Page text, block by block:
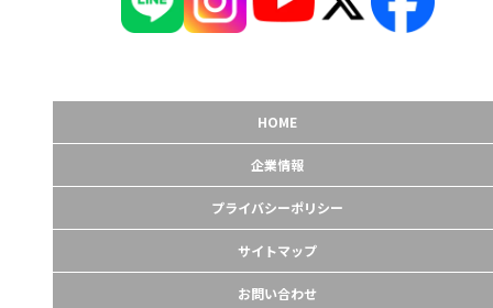
HOME
企業情報
プライバシーポリシー
サイトマップ
お問い合わせ